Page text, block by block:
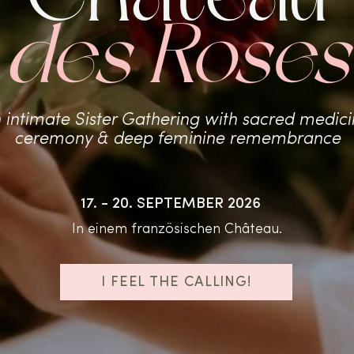
des Roses
intimate Sister Gathering with sacred
ceremony & deep feminine remembrance
17. - 20. SEPTEMBER 2026
In einem französischen Château.
I FEEL THE CALLING!